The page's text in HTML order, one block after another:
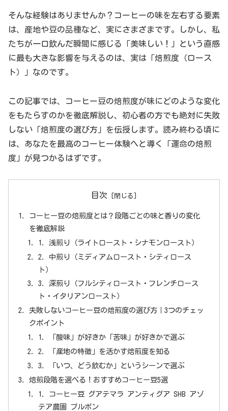
そんな経験はありませんか？コーヒーの味を左右する要素
は、産地や豆の品種など、実にさまざまです。しかし、私
たちが一口飲んだ瞬間に感じる「美味しい！」という直感
に最も大きな影響を与えるのは、実は「焙煎度（ロース
ト）」なのです。
この記事では、コーヒー豆の焙煎度が味にどのような変化
をもたらすのかを徹底解説し、初心者の方でも絶対に失敗
しない「焙煎度の選び方」を伝授します。読み終わる頃に
は、あなたを最高のコーヒー体験へと導く「運命の焙煎
度」が見つかるはずです。
目次
コーヒー豆の焙煎度とは？段階ごとの味と香りの変化
を徹底解説
1. 浅煎り（ライトロースト・シナモンロースト）
2. 中煎り（ミディアムロースト・シティロース
ト）
3. 深煎り（フルシティロースト・フレンチロース
ト・イタリアンロースト）
失敗しないコーヒー豆の焙煎度の選び方｜3つのチェッ
クポイント
1. 「酸味」が好きか「苦味」が好きかで選ぶ
2. 「産地の特徴」を活かす焙煎度を知る
3. 「いつ、どう飲むか」というシーンで選ぶ
焙煎段階を選べる！おすすめコーヒー豆5選
1. コーヒー豆 グアテマラ アンティグア SHB アゾ
テア農園 ブルボン